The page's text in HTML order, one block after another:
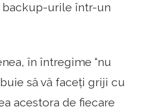
backup-urile într-un
în întregime “nu
să vă faceți griji cu
acestora de fiecare